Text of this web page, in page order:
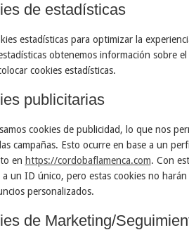
de estadísticas
estadísticas para optimizar la
obtenemos información sobre
cookies estadísticas.
publicitarias
cookies de publicidad, lo que nos
campañas. Esto ocurre en base a un
en https://cordobaflamenca.com. Con
a un ID único, pero estas cookies no
personalizados.
de Marketing/